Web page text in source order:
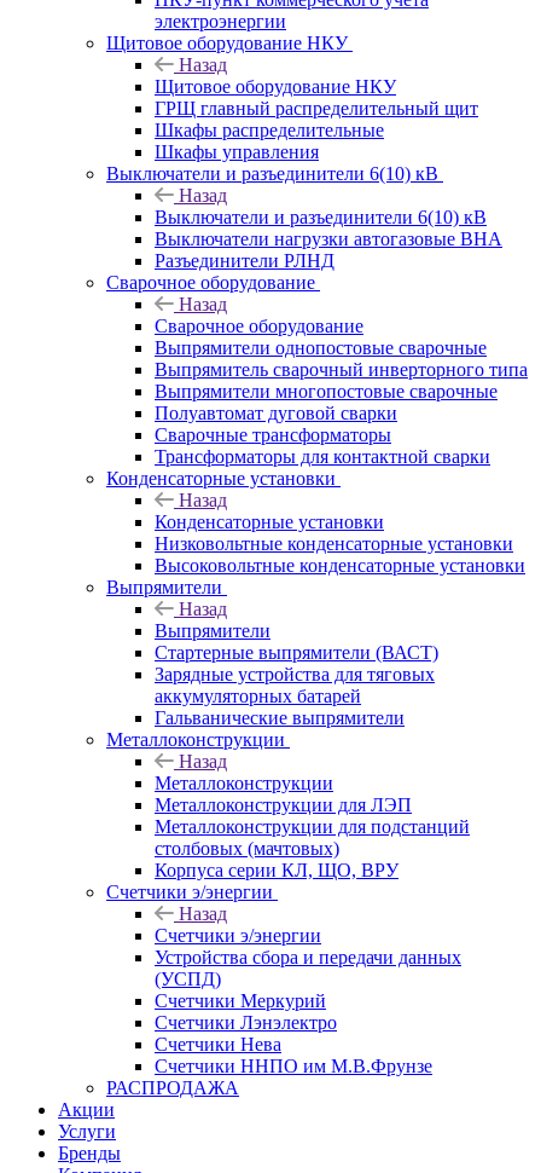
электроэнергии
Щитовое оборудование НКУ
Назад
Щитовое оборудование НКУ
ГРЩ главный распределительный щит
Шкафы распределительные
Шкафы управления
Выключатели и разъединители 6(10) кВ
Назад
Выключатели и разъединители 6(10) кВ
Выключатели нагрузки автогазовые ВНА
Разъединители РЛНД
Сварочное оборудование
Назад
Сварочное оборудование
Выпрямители однопостовые сварочные
Выпрямитель сварочный инверторного типа
Выпрямители многопостовые сварочные
Полуавтомат дуговой сварки
Сварочные трансформаторы
Трансформаторы для контактной сварки
Конденсаторные установки
Назад
Конденсаторные установки
Низковольтные конденсаторные установки
Высоковольтные конденсаторные установки
Выпрямители
Назад
Выпрямители
Стартерные выпрямители (ВАСТ)
Зарядные устройства для тяговых
аккумуляторных батарей
Гальванические выпрямители
Металлоконструкции
Назад
Металлоконструкции
Металлоконструкции для ЛЭП
Металлоконструкции для подстанций
столбовых (мачтовых)
Корпуса серии КЛ, ЩО, ВРУ
Счетчики э/энергии
Назад
Счетчики э/энергии
Устройства сбора и передачи данных
(УСПД)
Счетчики Меркурий
Счетчики Лэнэлектро
Счетчики Нева
Счетчики ННПО им М.В.Фрунзе
РАСПРОДАЖА
Акции
Услуги
Бренды